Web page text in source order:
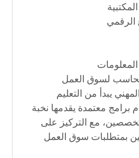
الرقمي
المعلومات
لسوق العمل
يبدأ من التعليم
برامج معتمدة يقدمها نخبة
مع التركيز على
بمتطلبات سوق العمل